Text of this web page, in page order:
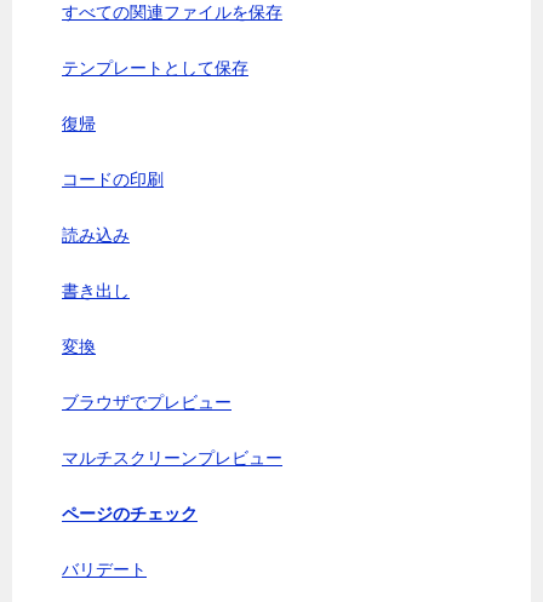
すべての関連ファイルを保存
テンプレートとして保存
復帰
コードの印刷
読み込み
書き出し
変換
ブラウザでプレビュー
マルチスクリーンプレビュー
ページのチェック
バリデート